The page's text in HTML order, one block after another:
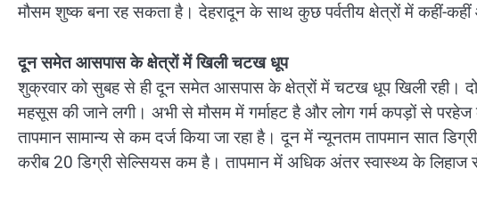
मौसम शुष्क बना रह सकता है। देहरादून के साथ कुछ पर्वतीय क्षेत्रों में कहीं-
दून समेत आसपास के क्षेत्रों में खिली चटख धूप
शुक्रवार को सुबह से ही दून समेत आसपास के क्षेत्रों में चटख धूप खिली रही।
महसूस की जाने लगी। अभी से मौसम में गर्माहट है और लोग गर्म कपड़ों से
तापमान सामान्य से कम दर्ज किया जा रहा है। दून में न्यूनतम तापमान सात
करीब 20 डिग्री सेल्सियस कम है। तापमान में अधिक अंतर स्वास्थ्य के लिहाज